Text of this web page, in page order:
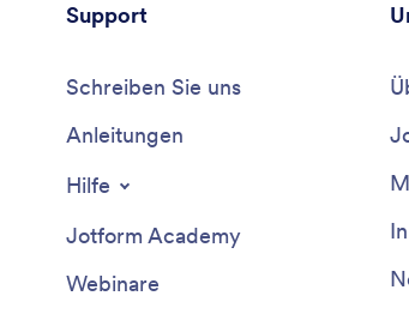
Support
Schreiben Sie uns
Anleitungen
Hilfe
Jotform Academy
Webinare